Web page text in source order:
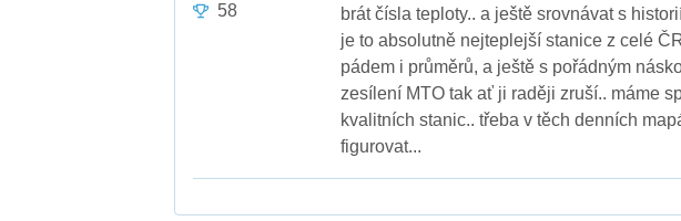
58
brát čísla teploty.. a ještě srovnávat s
je to absolutně nejteplejší stanice z celé
pádem i průměrů, a ještě s pořádným
zesílení MTO tak ať ji raději zruší.. máme
kvalitních stanic.. třeba v těch denních
figurovat...